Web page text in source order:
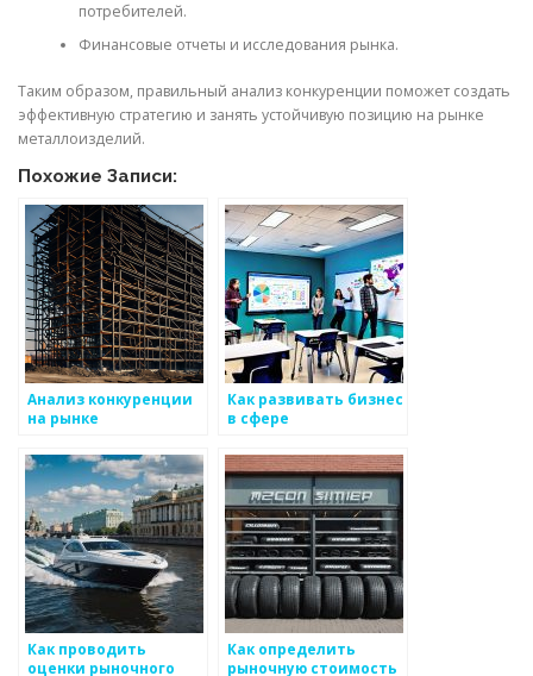
потребителей.
Финансовые отчеты и исследования рынка.
Таким образом, правильный анализ конкуренции поможет создать
эффективную стратегию и занять устойчивую позицию на рынке
металлоизделий.
Похожие Записи:
Анализ конкуренции
на рынке
Как развивать бизнес
в сфере
Как проводить
оценки рыночного
Как определить
рыночную стоимость